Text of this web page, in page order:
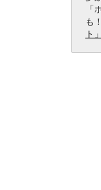
「
も
ト